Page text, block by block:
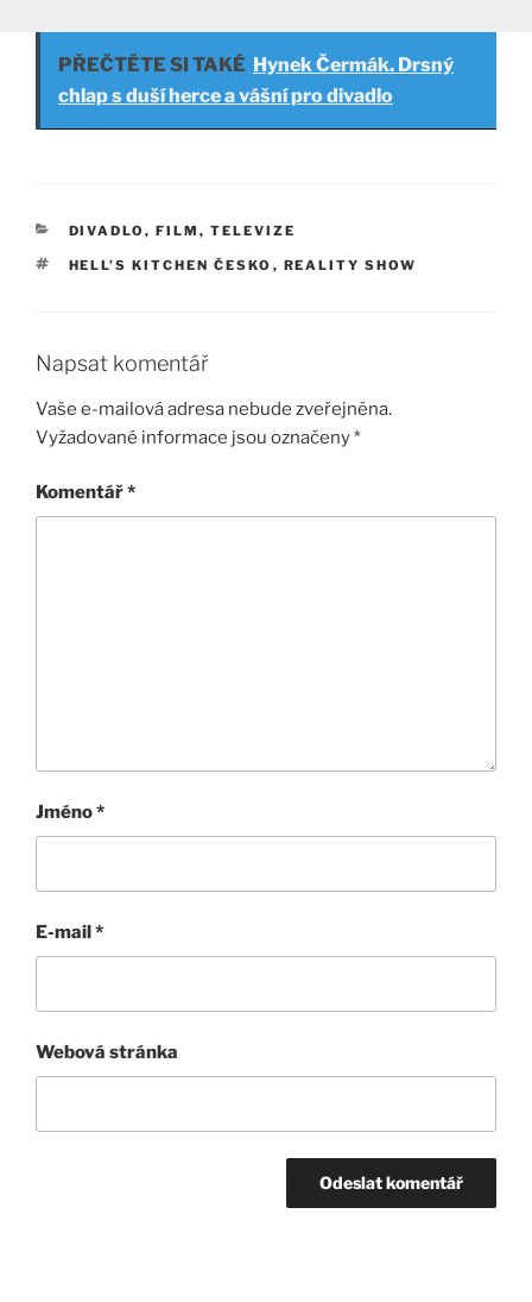
PŘEČTĚTE SI TAKÉ Hynek Čermák. Drsný
chlap s duší herce a vášní pro divadlo
RUBRIKY
DIVADLO, FILM, TELEVIZE
ŠTÍTKY
HELL’S KITCHEN ČESKO , REALITY SHOW
Napsat komentář
Vaše e-mailová adresa nebude zveřejněna.
Vyžadované informace jsou označeny*
Komentář*
Jméno*
E-mail*
Webová stránka